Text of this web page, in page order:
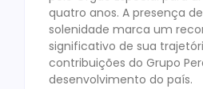
quatro anos. A presença
solenidade marca um
significativo de sua
contribuições do Grupo
desenvolvimento do país.